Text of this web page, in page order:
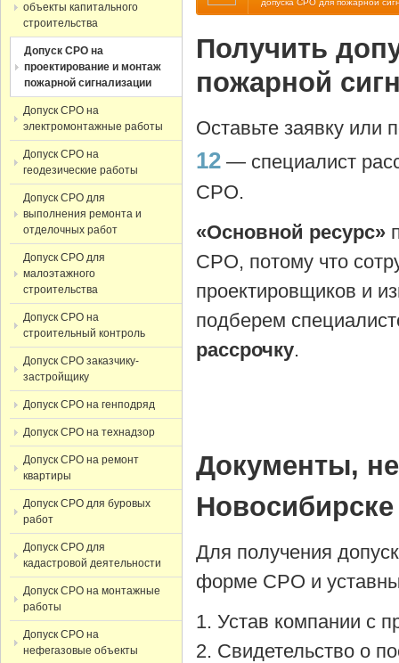
допуска СРО для пожарной
Получить
пожарной
Оставьте заявку или
12 — специалист
СРО.
«Основной ресурс»
СРО, потому что
проектировщиков и
подберем
рассрочку.
Документы,
Новосибирске
Для получения
форме СРО и
Устав компании с
Cвидетельство о
объекты капитального
строительства
Допуск СРО на
проектирование и монтаж
пожарной сигнализации
Допуск СРО на
электромонтажные работы
Допуск СРО на
геодезические работы
Допуск СРО для
выполнения ремонта и
отделочных работ
Допуск СРО для
малоэтажного
строительства
Допуск СРО на
строительный контроль
Допуск СРО заказчику-
застройщику
Допуск СРО на генподряд
Допуск СРО на технадзор
Допуск СРО на ремонт
квартиры
Допуск СРО для буровых
работ
Допуск СРО для
кадастровой деятельности
Допуск СРО на монтажные
работы
Допуск СРО на
нефегазовые объекты